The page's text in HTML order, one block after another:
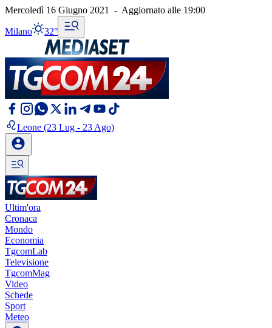
Mercoledì 16 Giugno 2021 - Aggiornato alle 19:00
Milano 32°
Leone (23 Lug - 23 Ago)
Ultim'ora
Cronaca
Mondo
Economia
TgcomLab
Televisione
TgcomMag
Video
Schede
Sport
Meteo